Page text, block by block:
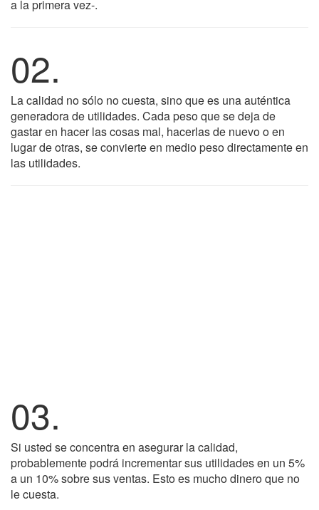
a la primera vez-.
02.
La calidad no sólo no cuesta, sino que es una auténtica
generadora de utilidades. Cada peso que se deja de
gastar en hacer las cosas mal, hacerlas de nuevo o en
lugar de otras, se convierte en medio peso directamente en
las utilidades.
03.
Si usted se concentra en asegurar la calidad,
probablemente podrá incrementar sus utilidades en un 5%
a un 10% sobre sus ventas. Esto es mucho dinero que no
le cuesta.